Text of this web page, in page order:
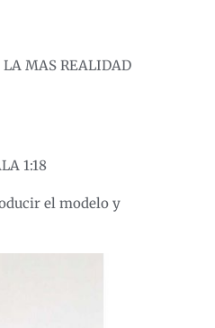
LA MAS REALIDAD
1:18
el modelo y